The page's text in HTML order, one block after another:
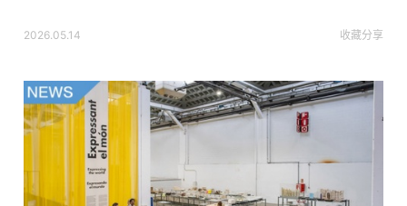
2026.05.14 收藏分享